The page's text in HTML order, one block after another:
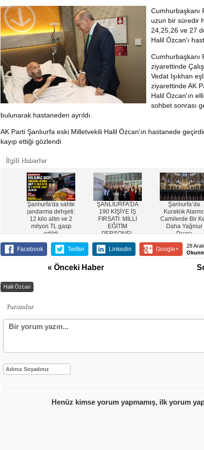
Cumhurbaşkanı
uzun bir süredir
24,25,26 ve 27
Halil Özcan'ı
Cumhurbaşkanı
ziyarettinde
Vedat Işıkhan
ziyarettinde AK
Halil Özcan'ın
sohbet sonrası
bulunarak hastaneden ayrıldı.
AK Parti Şanlıurfa eski Milletvekili Halil Özcan'ın hastanede
kayıp ettiği gözlendi
İlgili Haberler
Şanlıurfa'da sahte
jandarma dehşeti:
12 kilo altın ve 2
milyon TL gasp
edildi
ŞANLIURFA’DA
190 KİŞİYE İŞ
FIRSATI: MİLLİ
EĞİTİM
PERSONEL
ALACAK
Şanlıurfa’da
Kuraklık Alarmı:
Camilerde Bir
Daha Yağmur
Duası
Facebook Twitter Linkedin Google+
28
« Önceki Haber
Halil Özcan
Yorumlar